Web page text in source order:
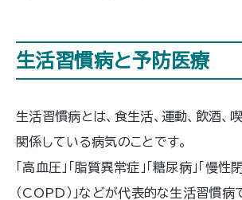
生活習慣病と予防医療
生活習慣病とは、食生活、運動、飲酒、
関係している病気のことです。
「高血圧」「脂質異常症」「糖尿病」「慢
（COPD）」などが代表的な生活習慣病